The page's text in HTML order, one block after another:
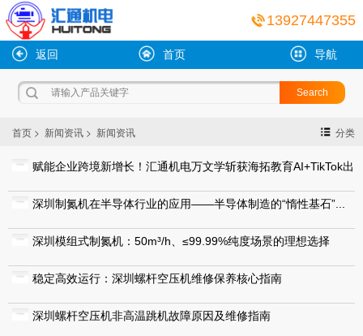
13927447355
返回 首页 导航
分类
首页 > 新闻资讯 > 新闻资讯
赋能企业跨境新增长！汇通机电万文学斩获海拓教育AI+TikTok出
海总裁班冠军...
深圳制氮机在半导体行业的应用——半导体制造的“惰性基石”...
深圳模组式制氮机：50m³/h、≤99.99%纯度场景的理想选择
稳定高效运行：深圳螺杆空压机维修保养核心指南
深圳螺杆空压机非高温跳机故障原因及维修指南